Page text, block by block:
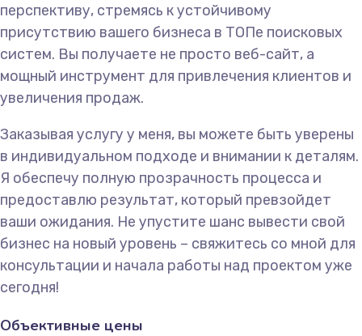
перспективу, стремясь к устойчивому
присутствию вашего бизнеса в ТОПе поисковых
систем. Вы получаете не просто веб-сайт, а
мощный инструмент для привлечения клиентов и
увеличения продаж.
Заказывая услугу у меня, вы можете быть уверены
в индивидуальном подходе и внимании к деталям.
Я обеспечу полную прозрачность процесса и
предоставлю результат, который превзойдет
ваши ожидания. Не упустите шанс вывести свой
бизнес на новый уровень – свяжитесь со мной для
консультации и начала работы над проектом уже
сегодня!
Объективные цены